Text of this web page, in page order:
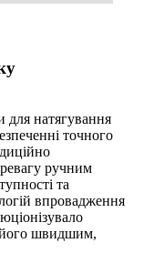
для натягування
точного
ручним
та
впровадження
його швидшим,